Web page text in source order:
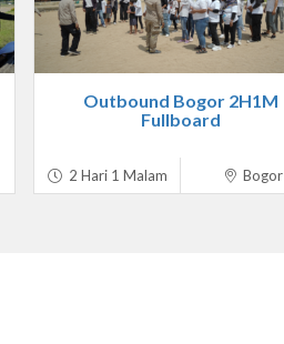
Outbound Bogor 2H1M
Fullboard
2 Hari 1 Malam Bogor